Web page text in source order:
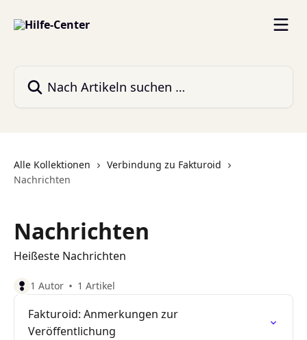
Alle Kollektionen
Verbindung zu Fakturoid
Nachrichten
Nachrichten
Heißeste Nachrichten
1 Autor 1 Artikel
Fakturoid: Anmerkungen zur
Veröffentlichung